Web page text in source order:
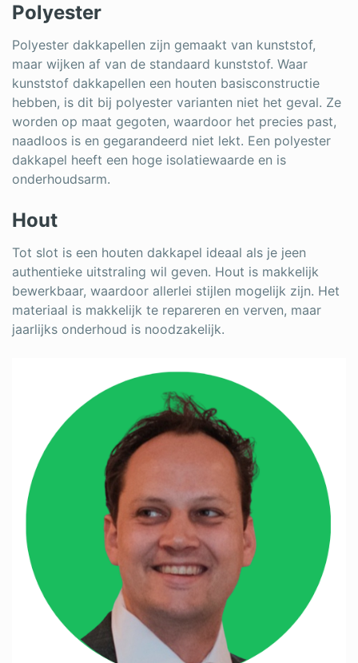
Polyester
Polyester dakkapellen zijn gemaakt van kunststof,
maar wijken af van de standaard kunststof. Waar
kunststof dakkapellen een houten basisconstructie
hebben, is dit bij polyester varianten niet het geval. Ze
worden op maat gegoten, waardoor het precies past,
naadloos is en gegarandeerd niet lekt. Een polyester
dakkapel heeft een hoge isolatiewaarde en is
onderhoudsarm.
Hout
Tot slot is een houten dakkapel ideaal als je jeen
authentieke uitstraling wil geven. Hout is makkelijk
bewerkbaar, waardoor allerlei stijlen mogelijk zijn. Het
materiaal is makkelijk te repareren en verven, maar
jaarlijks onderhoud is noodzakelijk.